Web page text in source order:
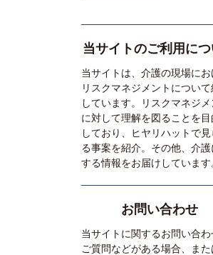
当サイトのご利用に
当サイトは、介護の現場にお
リスクマネジメントについ
しています。リスクマネジメ
に対して理解を図ることを目
しており、ヒヤリハットで
る事案を紹介。その他、介護
する情報をお届けしています
お問い合わせ
当サイトに関するお問い合わ
ご質問などがある場合、また